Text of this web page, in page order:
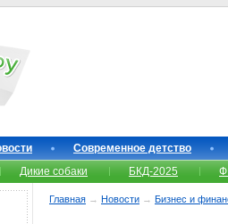
Современное детство
Дикие собаки БКД-2025
Главная → Новости → Бизнес и